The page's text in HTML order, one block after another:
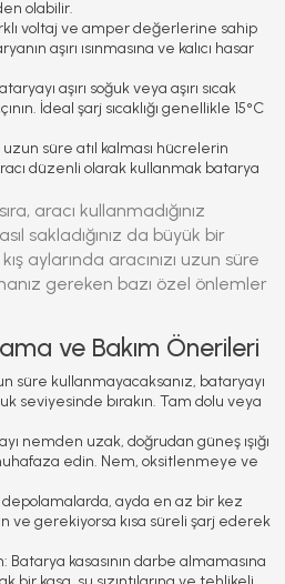
olabilir.
voltaj ve amper değerlerine sahip
aşırı ısınmasına ve kalıcı hasar
aşırı soğuk veya aşırı sıcak
İdeal şarj sıcaklığı genellikle 15°C
uzun süre atıl kalması hücrelerin
düzenli olarak kullanmak batarya
aracı kullanmadığınız
sakladığınız da büyük bir
aylarında aracınızı uzun süre
gereken bazı özel önlemler
ve Bakım Önerileri
süre kullanmayacaksanız, bataryayı
seviyesinde bırakın. Tam dolu veya
nemden uzak, doğrudan güneş ışığı
edin. Nem, oksitlenmeye ve
ayda en az bir kez
ve gerekiyorsa kısa süreli şarj ederek
Batarya kasasının darbe almamasına